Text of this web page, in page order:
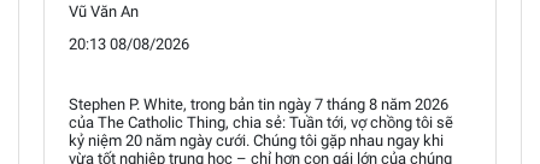
Vũ Văn An
20:13 08/08/2026
Stephen P. White, trong bản tin ngày 7 tháng 8 năm 2026
của The Catholic Thing, chia sẻ: Tuần tới, vợ chồng tôi sẽ
kỷ niệm 20 năm ngày cưới. Chúng tôi gặp nhau ngay khi
vừa tốt nghiệp trung học – chỉ hơn con gái lớn của chúng